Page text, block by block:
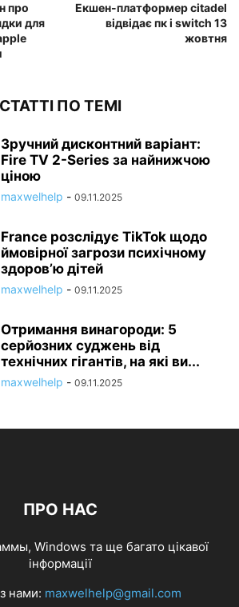
про
для
Екшен-платформер citadel
відвідає пк і switch 13
жовтня
СТАТТІ ПО ТЕМІ
Зручний дисконтний варіант:
Fire TV 2-Series за найнижчою
ціною
maxwelhelp - 09.11.2025
France розслідує TikTok щодо
ймовірної загрози психічному
здоров’ю дітей
maxwelhelp - 09.11.2025
Отримання винагороди: 5
серйозних суджень від
технічних гігантів, на які ви...
maxwelhelp - 09.11.2025
ПРО НАС
Windows та ще багато цікавої
інформації
нами: maxwelhelp@gmail.com